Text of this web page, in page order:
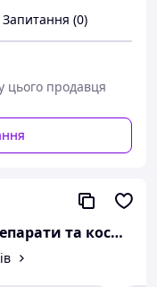
пасажирського і
місцях в
у побуті тощо.
ковпачок,
2-3 рази.
дрібно-
0,13 мл.
барвників,
Запитання (0)
цього продавця
VITASAN органічні препарати та косметика для здоров'я